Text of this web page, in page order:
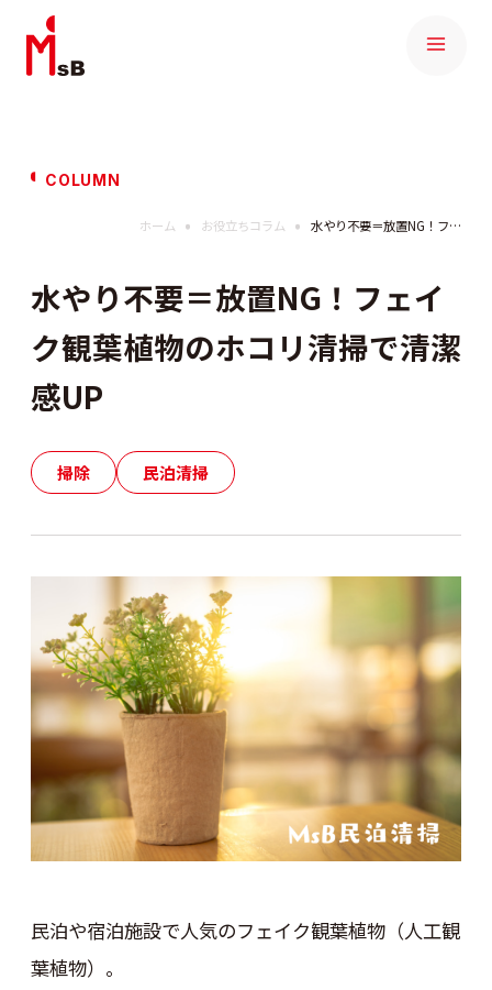
COLUMN
ホーム お役立ちコラム 水やり不要＝放置NG！フェイク観葉植物のホコリ清掃で清潔感UP
水やり不要＝放置NG！フェイ
ク観葉植物のホコリ清掃で清潔
感UP
掃除 民泊清掃
民泊や宿泊施設で人気のフェイク観葉植物（人工観
葉植物）。